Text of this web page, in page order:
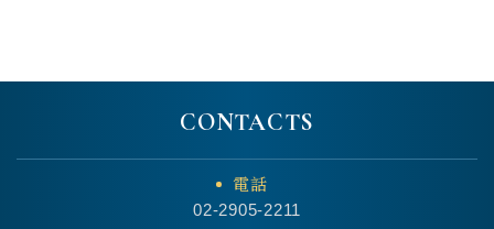
CONTACTS
電話
02-2905-2211